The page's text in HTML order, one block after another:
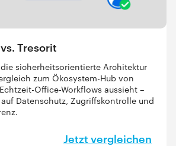
Tresorit
sicherheitsorientierte Architektur
zum Ökosystem-Hub von
Office-Workflows aussieht –
Datenschutz, Zugriffskontrolle und
Jetzt vergleichen